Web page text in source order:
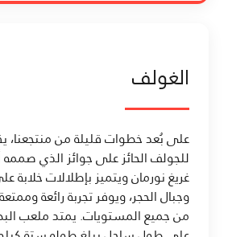
الغولف
على بُعد خطوات قليلة من منتجعنا،
للجولف الحائز على جوائز الذي
غريغ نورمان ويتميز بإطلالات خلابة
وجبال الحجر، ويوفر تجربة رائعة